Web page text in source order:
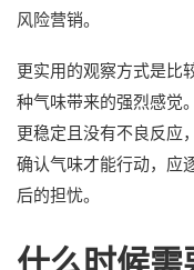
风险营销。
更实用的观察方式是比
种气味带来的强烈感觉
更稳定且没有不良反应
确认气味才能行动，应
后的担忧。